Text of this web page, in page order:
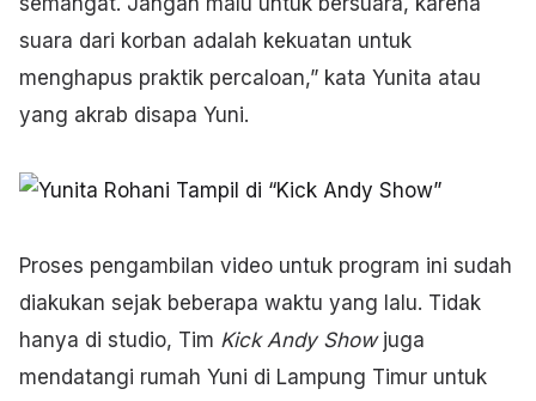
suara dari korban adalah kekuatan untuk
menghapus praktik percaloan,” kata Yunita atau
yang akrab disapa Yuni.
Proses pengambilan video untuk program ini sudah
diakukan sejak beberapa waktu yang lalu. Tidak
hanya di studio, Tim Kick Andy Showjuga
mendatangi rumah Yuni di Lampung Timur untuk